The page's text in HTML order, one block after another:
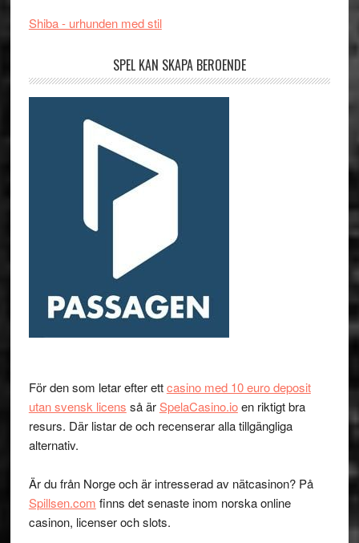
Shiba - urhunden med stil
SPEL KAN SKAPA BEROENDE
För den som letar efter ettcasino med 10 euro deposit
utan svensk licens så ärSpelaCasino.ioen riktigt bra
resurs. Där listar de och recenserar alla tillgängliga
alternativ.
Är du från Norge och är intresserad av nätcasinon? På
Spillsen.com finns det senaste inom norska online
casinon, licenser och slots.